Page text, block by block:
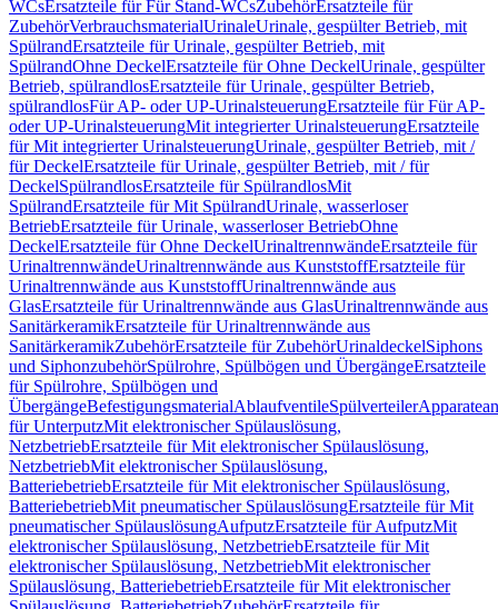
WCsErsatzteile für Für Stand-WCsZubehörErsatzteile für
ZubehörVerbrauchsmaterialUrinaleUrinale, gespülter Betrieb, mit
SpülrandErsatzteile für Urinale, gespülter Betrieb, mit
SpülrandOhne DeckelErsatzteile für Ohne DeckelUrinale, gespülter
Betrieb, spülrandlosErsatzteile für Urinale, gespülter Betrieb,
spülrandlosFür AP- oder UP-UrinalsteuerungErsatzteile für Für AP-
oder UP-UrinalsteuerungMit integrierter UrinalsteuerungErsatzteile
für Mit integrierter UrinalsteuerungUrinale, gespülter Betrieb, mit /
für DeckelErsatzteile für Urinale, gespülter Betrieb, mit / für
DeckelSpülrandlosErsatzteile für SpülrandlosMit
SpülrandErsatzteile für Mit SpülrandUrinale, wasserloser
BetriebErsatzteile für Urinale, wasserloser BetriebOhne
DeckelErsatzteile für Ohne DeckelUrinaltrennwändeErsatzteile für
UrinaltrennwändeUrinaltrennwände aus KunststoffErsatzteile für
Urinaltrennwände aus KunststoffUrinaltrennwände aus
GlasErsatzteile für Urinaltrennwände aus GlasUrinaltrennwände aus
SanitärkeramikErsatzteile für Urinaltrennwände aus
SanitärkeramikZubehörErsatzteile für ZubehörUrinaldeckelSiphons
und SiphonzubehörSpülrohre, Spülbögen und ÜbergängeErsatzteile
für Spülrohre, Spülbögen und
ÜbergängeBefestigungsmaterialAblaufventileSpülverteiler
für UnterputzMit elektronischer Spülauslösung,
NetzbetriebErsatzteile für Mit elektronischer Spülauslösung,
NetzbetriebMit elektronischer Spülauslösung,
BatteriebetriebErsatzteile für Mit elektronischer Spülauslösung,
BatteriebetriebMit pneumatischer SpülauslösungErsatzteile für Mit
pneumatischer SpülauslösungAufputzErsatzteile für AufputzMit
elektronischer Spülauslösung, NetzbetriebErsatzteile für Mit
elektronischer Spülauslösung, NetzbetriebMit elektronischer
Spülauslösung, BatteriebetriebErsatzteile für Mit elektronischer